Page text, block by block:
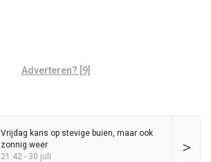
Adverteren? [9]
>
Vrijdag kans op stevige buien, maar ook
zonnig weer
21:42 - 30 juli